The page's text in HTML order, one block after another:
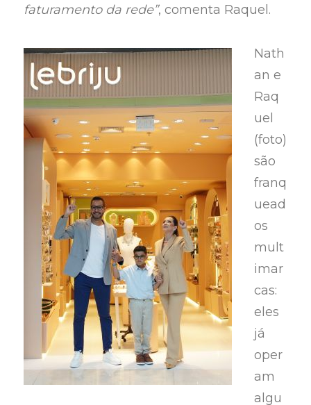
faturamento da rede”, comenta Raquel.
Nath
an e
Raq
uel
(foto)
são
franq
uead
os
mult
imar
cas:
eles
já
oper
am
algu